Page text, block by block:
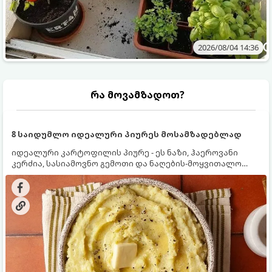
2026/08/04 14:36
რა მოვამზადოთ?
8 საიდუმლო იდეალური პიურეს მოსამზადებლად
იდეალური კარტოფილის პიურე - ეს ნაზი, ჰაეროვანი
კერძია, სასიამოვნო გემოთი და ნაღების-მოყვითალო
ფერით. მისი მომზადება ძალიან მარტივია, მაგრამ
არსებობს რამდენიმე საიდუმლო, რომლებიც უნდა
იცოდეთ, რომ პიურე იდეალურად გემრიელი გამოვიდეს.